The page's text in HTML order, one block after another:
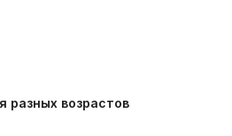
разных возрастов